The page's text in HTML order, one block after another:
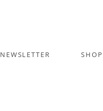
NEWSLETTER SHOP